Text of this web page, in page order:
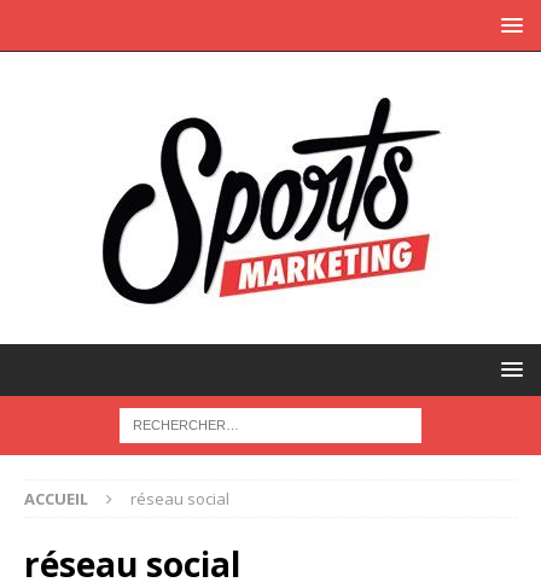
ACCUEIL réseau social
réseau social